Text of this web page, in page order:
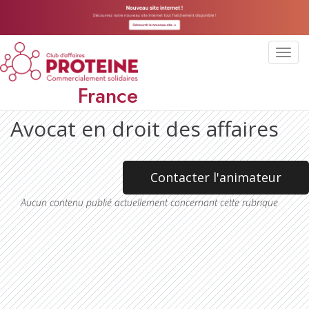
France
Avocat en droit des affaires
Contacter l'animateur
Aucun contenu publié actuellement concernant cette rubrique